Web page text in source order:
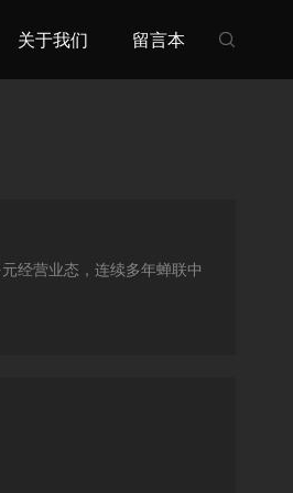

关于我们 留言本
经营业态，连续多年蝉联中